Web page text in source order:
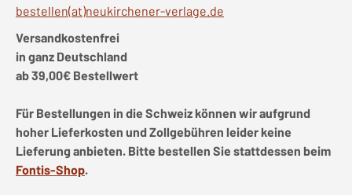
bestellen(at)neukirchener-verlage.de
Versandkostenfrei
in ganz Deutschland
ab 39,00€ Bestellwert
Für Bestellungen in die Schweiz können wir aufgrund
hoher Lieferkosten und Zollgebühren leider keine
Lieferung anbieten. Bitte bestellen Sie stattdessen beim
Fontis-Shop.